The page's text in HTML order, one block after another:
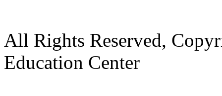
All Rights Reserved,
Education Center